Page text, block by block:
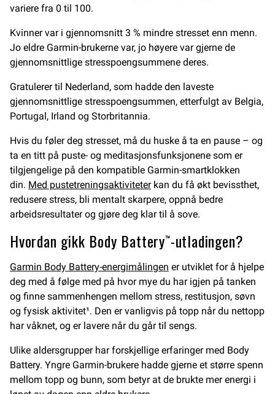
variere fra 0 til 100.
Kvinner var i gjennomsnitt 3 % mindre stresset enn menn.
Jo eldre Garmin-brukerne var, jo høyere var gjerne de
gjennomsnittlige stresspoengsummene deres.
Gratulerer til Nederland, som hadde den laveste
gjennomsnittlige stresspoengsummen, etterfulgt av Belgia,
Portugal, Irland og Storbritannia.
Hvis du føler deg stresset, må du huske å ta en pause – og
ta en titt på puste- og meditasjonsfunksjonene som er
tilgjengelige på den kompatible Garmin-smartklokken
din. Med pustetreningsaktiviteterkan du få økt bevissthet,
redusere stress, bli mentalt skarpere, oppnå bedre
arbeidsresultater og gjøre deg klar til å sove.
Hvordan gikk Body Battery™-utladingen?
Garmin Body Battery-energimålingen er utviklet for å hjelpe
deg med å følge med på hvor mye du har igjen på tanken
og finne sammenhengen mellom stress, restitusjon, søvn
og fysisk aktivitet¹. Den er vanligvis på topp når du nettopp
har våknet, og er lavere når du går til sengs.
Ulike aldersgrupper har forskjellige erfaringer med Body
Battery. Yngre Garmin-brukere hadde gjerne et større spenn
mellom topp og bunn, som betyr at de brukte mer energi i